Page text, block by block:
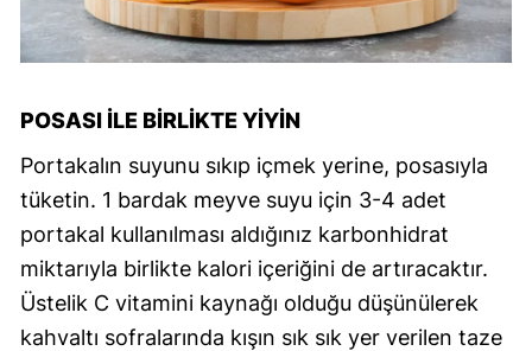
POSASI ILE BIRLIKTE YIYIN
Portakalın suyunu sıkıp içmek yerine, posasıyla
tüketin. 1 bardak meyve suyu için 3-4 adet
portakal kullanılması aldığınız karbonhidrat
miktarıyla birlikte kalori içeriğini de artıracaktır.
Üstelik C vitamini kaynağı olduğu düşünülerek
kahvaltı sofralarında kışın sık sık yer verilen taze